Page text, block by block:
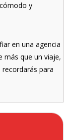
y
en una agencia
más que un viaje,
para